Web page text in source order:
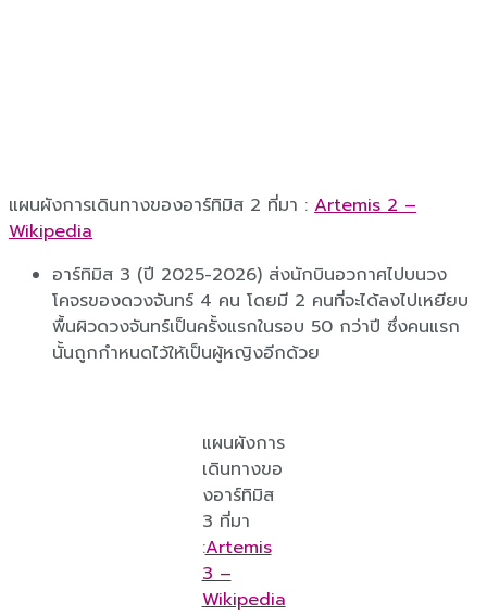
แผนผังการเดินทางของอาร์ทิมิส 2 ที่มา : Artemis 2 –
Wikipedia
อาร์ทิมิส 3 (ปี 2025-2026) ส่งนักบินอวกาศไปบนวง
โคจรของดวงจันทร์ 4 คน โดยมี 2 คนที่จะได้ลงไปเหยียบ
พื้นผิวดวงจันทร์เป็นครั้งแรกในรอบ 50 กว่าปี ซึ่งคนแรก
นั้นถูกกำหนดไว้ให้เป็นผู้หญิงอีกด้วย
แผนผังการ
เดินทางขอ
งอาร์ทิมิส
3 ที่มา
:Artemis
3 –
Wikipedia